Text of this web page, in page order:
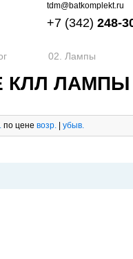
tdm@batkomplekt.ru
+7 (342) 248-
02. Лампы
КЛЛ ЛАМПЫ
по цене возр. | убыв.